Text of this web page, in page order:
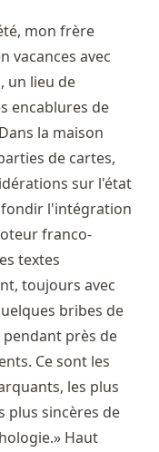
mon frère
vacances avec
un lieu de
encablures de
la maison
de cartes,
sur l'état
l'intégration
franco-
textes
toujours avec
bribes de
près de
Ce sont les
les plus
plus sincères de
Haut